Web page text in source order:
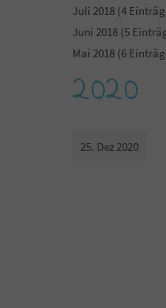
Juli 2018 (4
Juni 2018 (5
Mai 2018 (6
2020
25. Dez 2020